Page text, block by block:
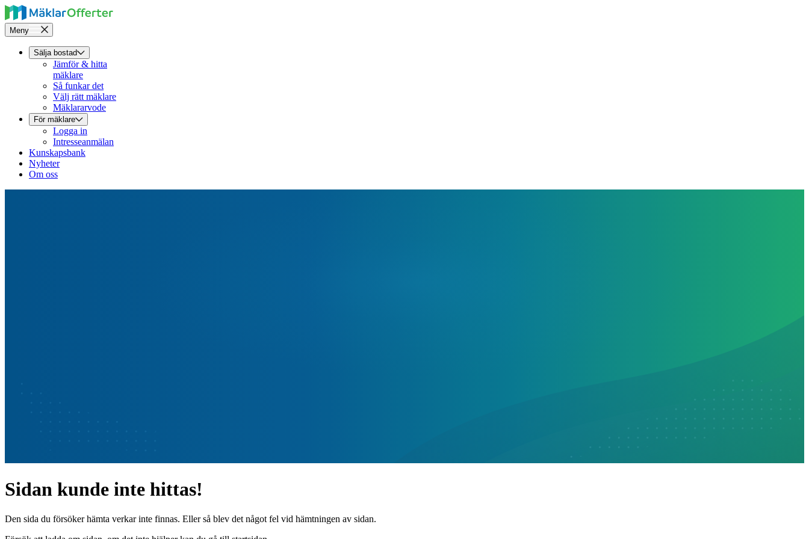
Meny
Sälja bostad
Jämför & hitta
mäklare
Så funkar det
Välj rätt mäklare
Mäklararvode
För mäklare
Logga in
Intresseanmälan
Kunskapsbank
Nyheter
Om oss
Sidan kunde inte hittas!
Den sida du försöker hämta verkar inte finnas. Eller så blev det något fel vid hämtningen av sidan.